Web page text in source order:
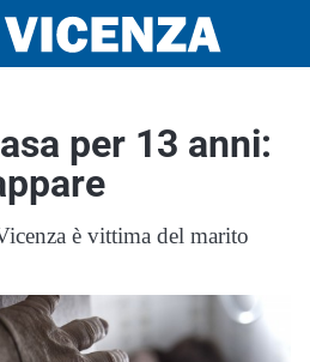
per 13 anni:
è vittima del marito